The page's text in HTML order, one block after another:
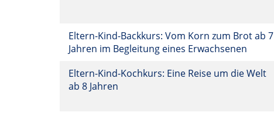
Eltern-Kind-Backkurs: Vom Korn zum Brot ab 7
Jahren im Begleitung eines Erwachsenen
Eltern-Kind-Kochkurs: Eine Reise um die Welt
ab 8 Jahren